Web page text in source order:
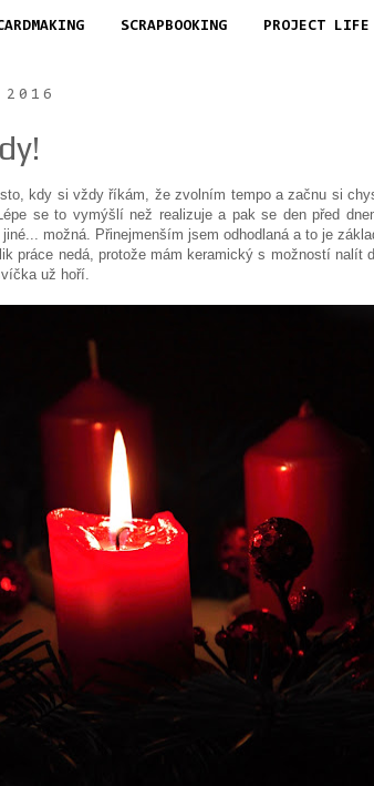
SCRAPBOOKING PROJECT LIFE
kdy si vždy říkám, že zvolním tempo a začnu si
se to vymýšlí než realizuje a pak se den před
možná. Přinejmenším jsem odhodlaná a to je
práce nedá, protože mám keramický s možností nalít
už hoří.